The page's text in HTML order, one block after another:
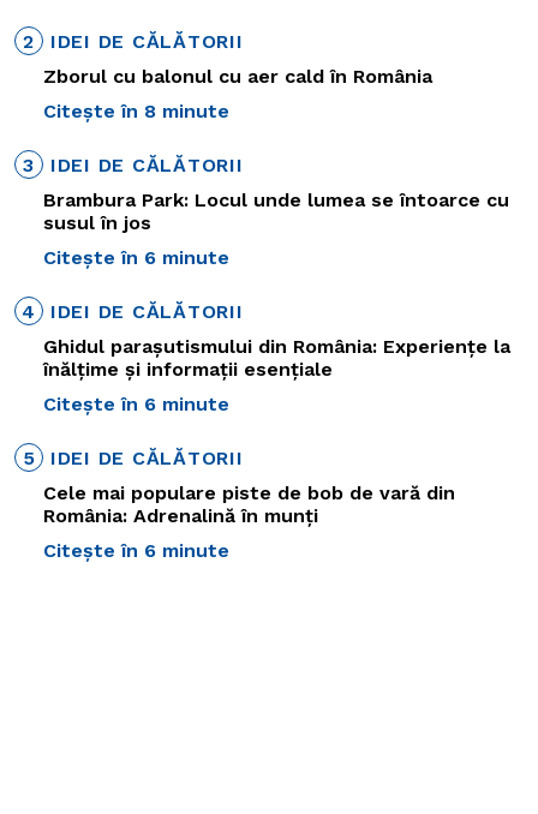
2
IDEI DE CĂLĂTORII
Zborul cu balonul cu aer cald în România
Citește în 8 minute
3
IDEI DE CĂLĂTORII
Brambura Park: Locul unde lumea se întoarce cu
susul în jos
Citește în 6 minute
4
IDEI DE CĂLĂTORII
Ghidul parașutismului din România: Experiențe la
înălțime și informații esențiale
Citește în 6 minute
5
IDEI DE CĂLĂTORII
Cele mai populare piste de bob de vară din
România: Adrenalină în munți
Citește în 6 minute